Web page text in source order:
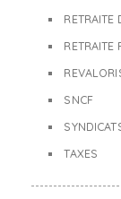
RETRAITE
RETRAITE
SNCF
TAXES